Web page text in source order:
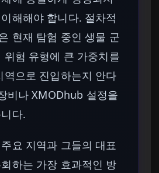
해해야 합니다. 절차적
현재 탐험 중인 생물 군
위험 유형에 큰 가중치를
역으로 진입하는지 안다
비나 XMODhub 설정을
다.
요 지역과 그들의 대표
하는 가장 효과적인 방